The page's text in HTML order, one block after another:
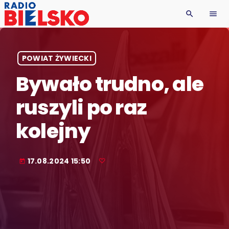
search menu
POWIAT ŻYWIECKI
Bywało trudno, ale
ruszyli po raz
kolejny
today 17.08.2024 15:50